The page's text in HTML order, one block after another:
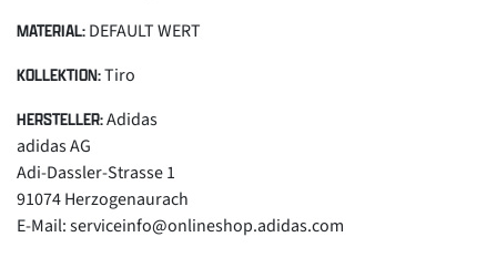
MATERIAL: DEFAULT WERT
KOLLEKTION:Tiro
HERSTELLER:Adidas
adidas AG
Adi-Dassler-Strasse 1
91074 Herzogenaurach
E-Mail: serviceinfo@onlineshop.adidas.com